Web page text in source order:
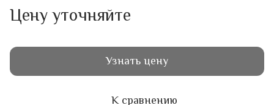
Цену уточняйте
Узнать цену
К сравнению